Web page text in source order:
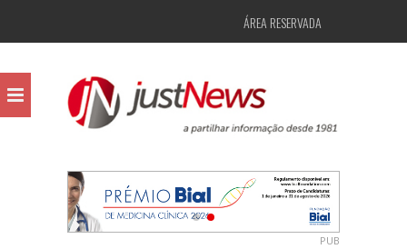
ÁREA RESERVADA
PUB